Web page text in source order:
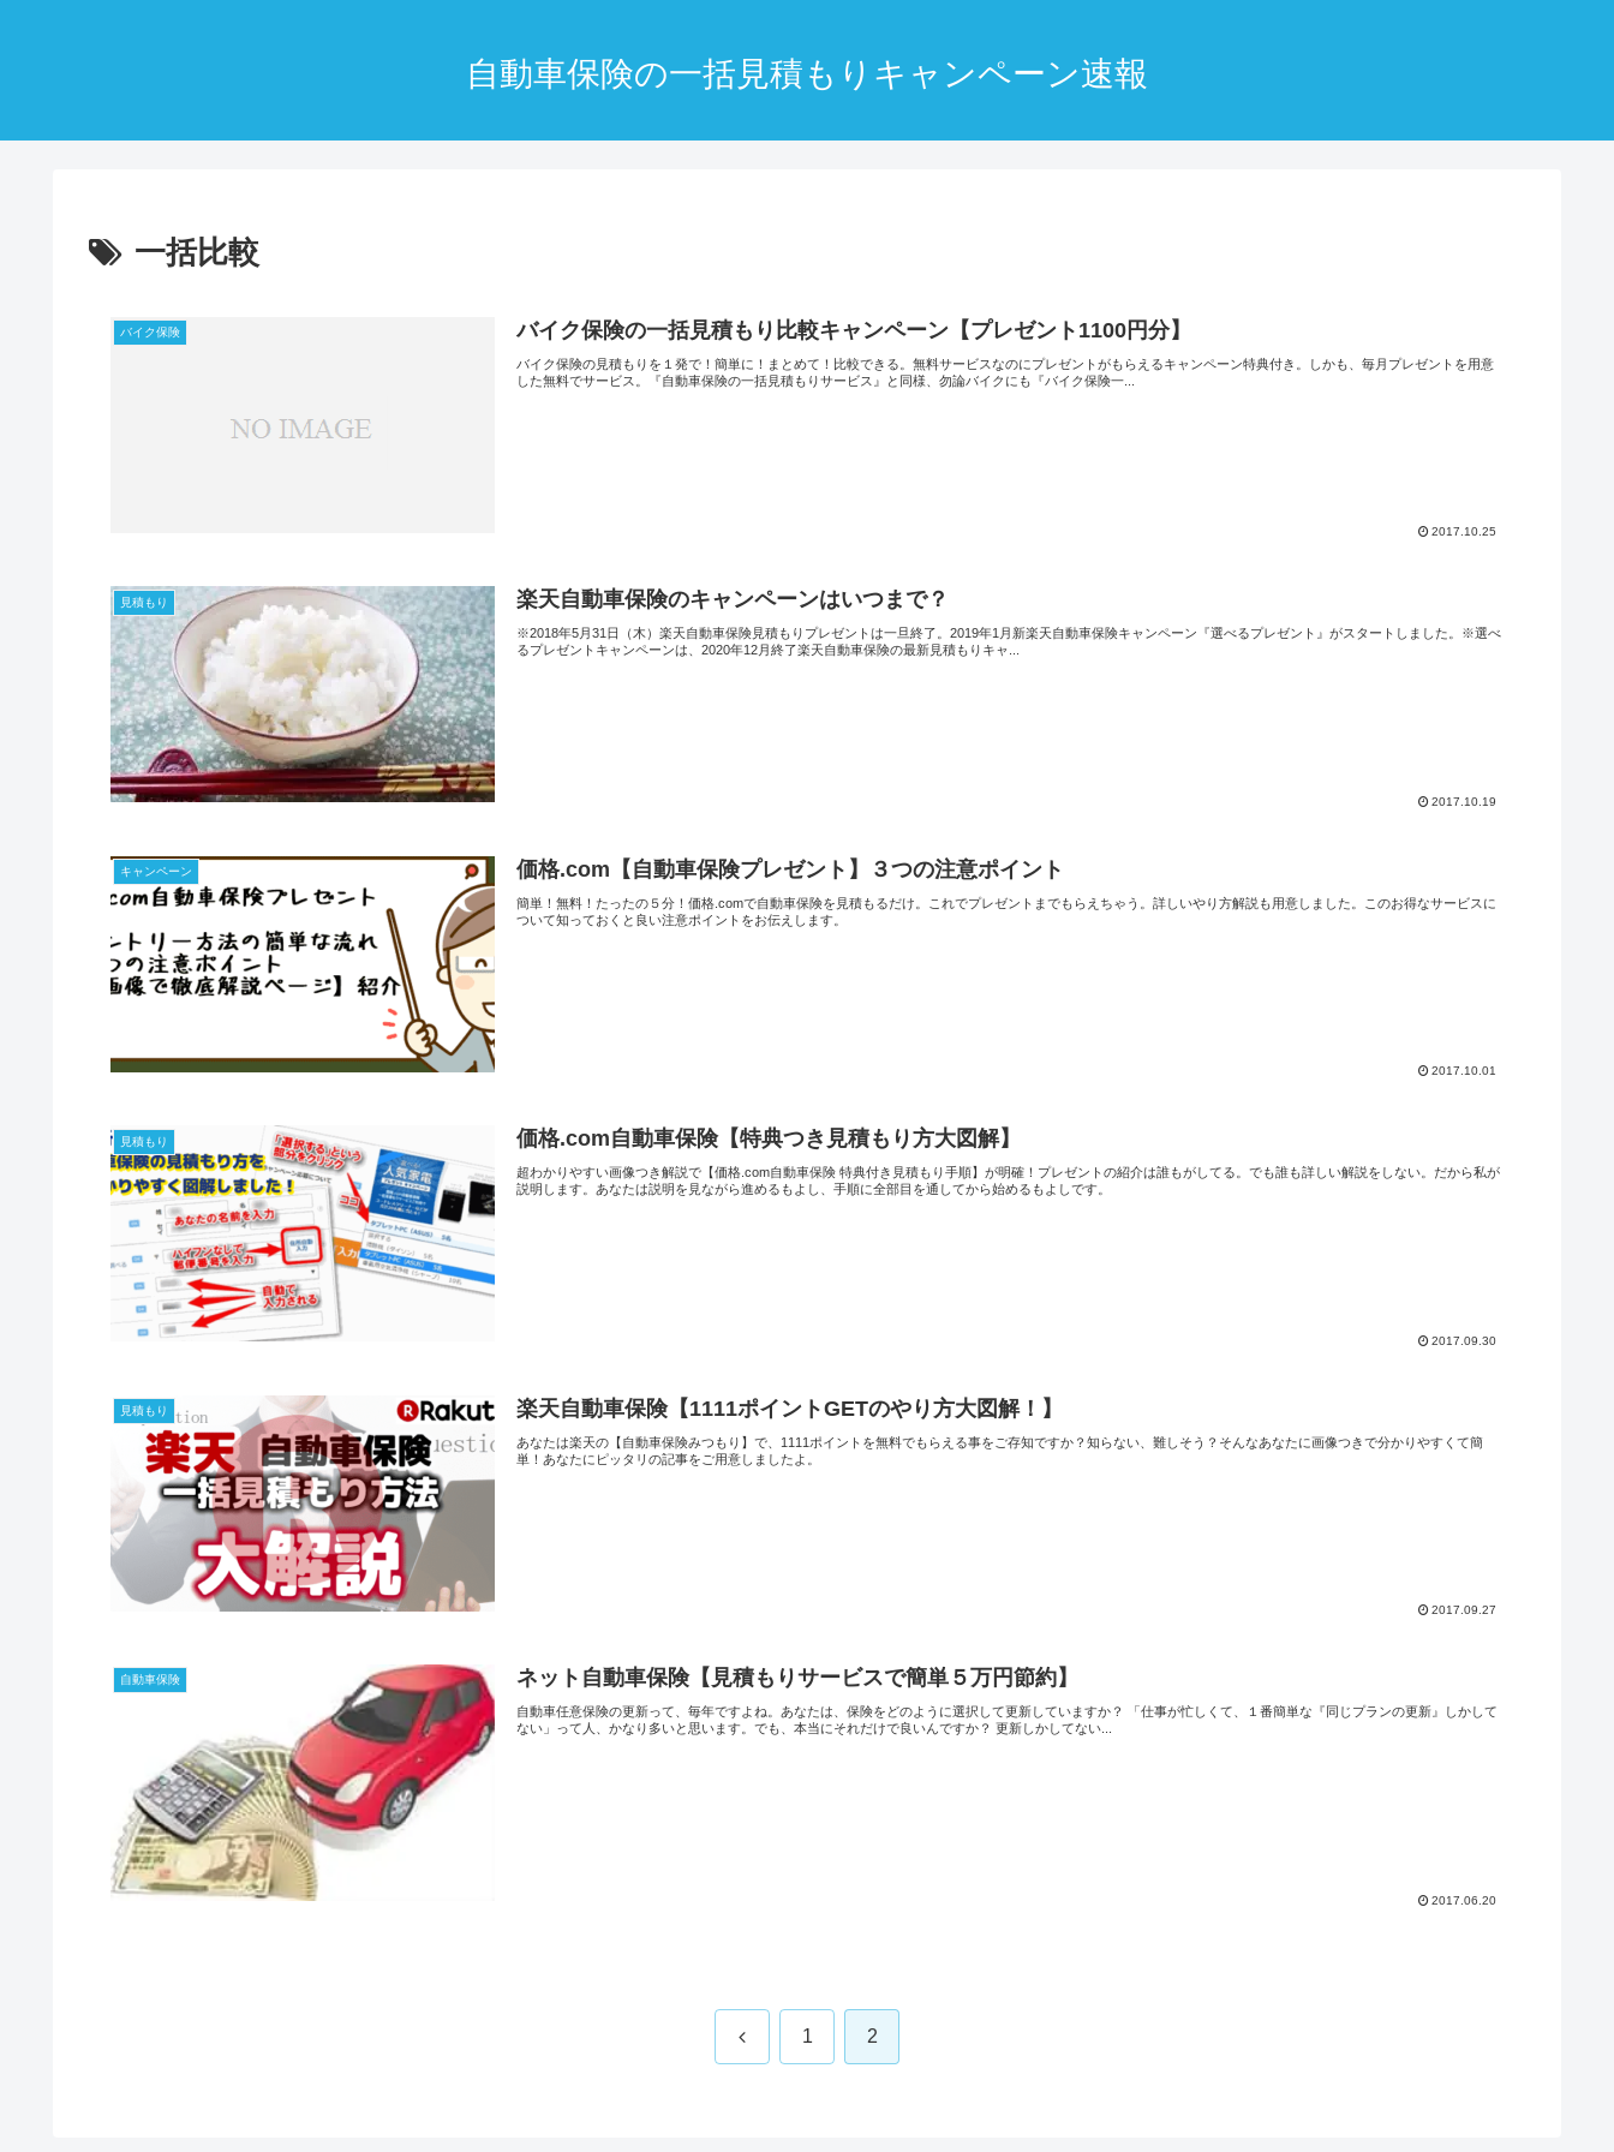
自動車保険の一括見積もりキャンペーン速報
一括比較
バイク保険 バイク保険の一括見積もり比較キャンペーン【プレゼント1100円分】
バイク保険の見積もりを１発で！簡単に！まとめて！比較できる。無料サービスなのにプレゼントがもらえるキャンペーン特典付き。しかも、毎月プレゼントを用意
した無料でサービス。『自動車保険の一括見積もりサービス』と同様、勿論バイクにも『バイク保険一...
2017.10.25
見積もり 楽天自動車保険のキャンペーンはいつまで？
※2018年5月31日（木）楽天自動車保険見積もりプレゼントは一旦終了。2019年1月新楽天自動車保険キャンペーン『選べるプレゼント』がスタートしました。※選べ
るプレゼントキャンペーンは、2020年12月終了楽天自動車保険の最新見積もりキャ...
2017.10.19
キャンペーン 価格.com【自動車保険プレゼント】３つの注意ポイント
簡単！無料！たったの５分！価格.comで自動車保険を見積もるだけ。これでプレゼントまでもらえちゃう。詳しいやり方解説も用意しました。このお得なサービスに
ついて知っておくと良い注意ポイントをお伝えします。
2017.10.01
見積もり 価格.com自動車保険【特典つき見積もり方大図解】
超わかりやすい画像つき解説で【価格.com自動車保険 特典付き見積もり手順】が明確！プレゼントの紹介は誰もがしてる。でも誰も詳しい解説をしない。だから私が
説明します。あなたは説明を見ながら進めるもよし、手順に全部目を通してから始めるもよしです。
2017.09.30
見積もり 楽天自動車保険【1111ポイントGETのやり方大図解！】
あなたは楽天の【自動車保険みつもり】で、1111ポイントを無料でもらえる事をご存知ですか？知らない、難しそう？そんなあなたに画像つきで分かりやすくて簡
単！あなたにピッタリの記事をご用意しましたよ。
2017.09.27
自動車保険 ネット自動車保険【見積もりサービスで簡単５万円節約】
自動車任意保険の更新って、毎年ですよね。あなたは、保険をどのように選択して更新していますか？ 「仕事が忙しくて、１番簡単な『同じプランの更新』しかして
ない」って人、かなり多いと思います。でも、本当にそれだけで良いんですか？ 更新しかしてない...
2017.06.20
前 1 2